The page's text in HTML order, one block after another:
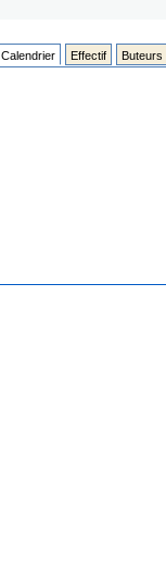
Calendrier Effectif Buteurs